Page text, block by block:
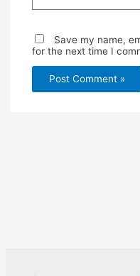
Save my name,
for the next time I